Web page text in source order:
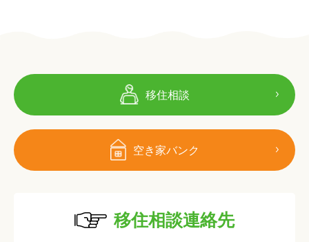
移住相談
空き家バンク
移住相談連絡先